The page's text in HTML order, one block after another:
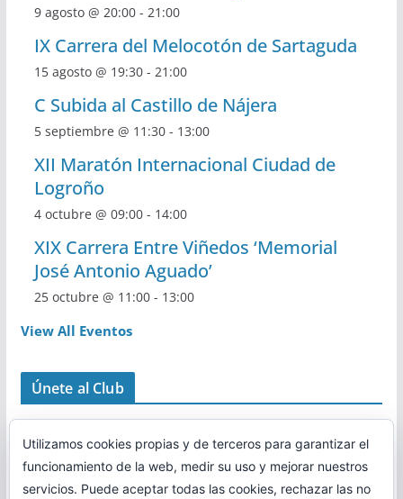
9 agosto @ 20:00- 21:00
IX Carrera del Melocotón de Sartaguda
15 agosto @ 19:30- 21:00
C Subida al Castillo de Nájera
5 septiembre @ 11:30- 13:00
XII Maratón Internacional Ciudad de
Logroño
4 octubre @ 09:00- 14:00
XIX Carrera Entre Viñedos ‘Memorial
José Antonio Aguado’
25 octubre @ 11:00- 13:00
View All Eventos
Únete al Club
Utilizamos cookies propias y de terceros para garantizar el
funcionamiento de la web, medir su uso y mejorar nuestros
servicios. Puede aceptar todas las cookies, rechazar las no